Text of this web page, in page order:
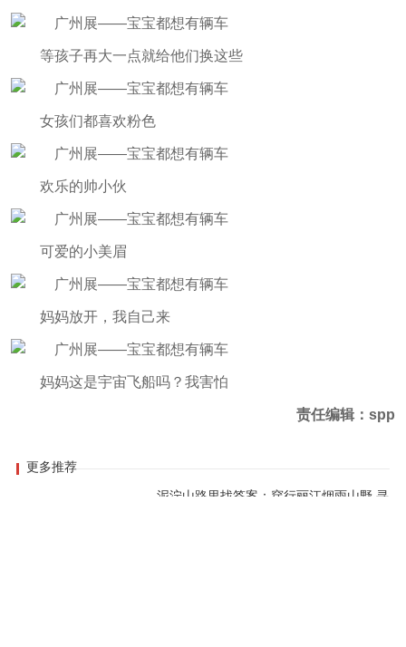
等孩子再大一点就给他们换这些
女孩们都喜欢粉色
欢乐的帅小伙
可爱的小美眉
妈妈放开，我自己来
妈妈这是宇宙飞船吗？我害怕
责任编辑：spp
更多推荐
泥泞山路里找答案：穿行丽江烟雨山野 寻